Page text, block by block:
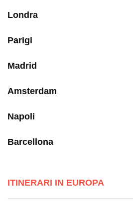
Londra
Parigi
Madrid
Amsterdam
Napoli
Barcellona
ITINERARI IN EUROPA